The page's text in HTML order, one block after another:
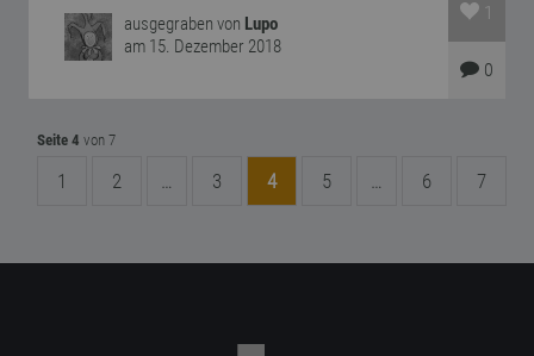
ausgegraben von Lupo
am 15. Dezember 2018
1
0
Seite 4 von 7
1 2 … 3 4 5 … 6 7